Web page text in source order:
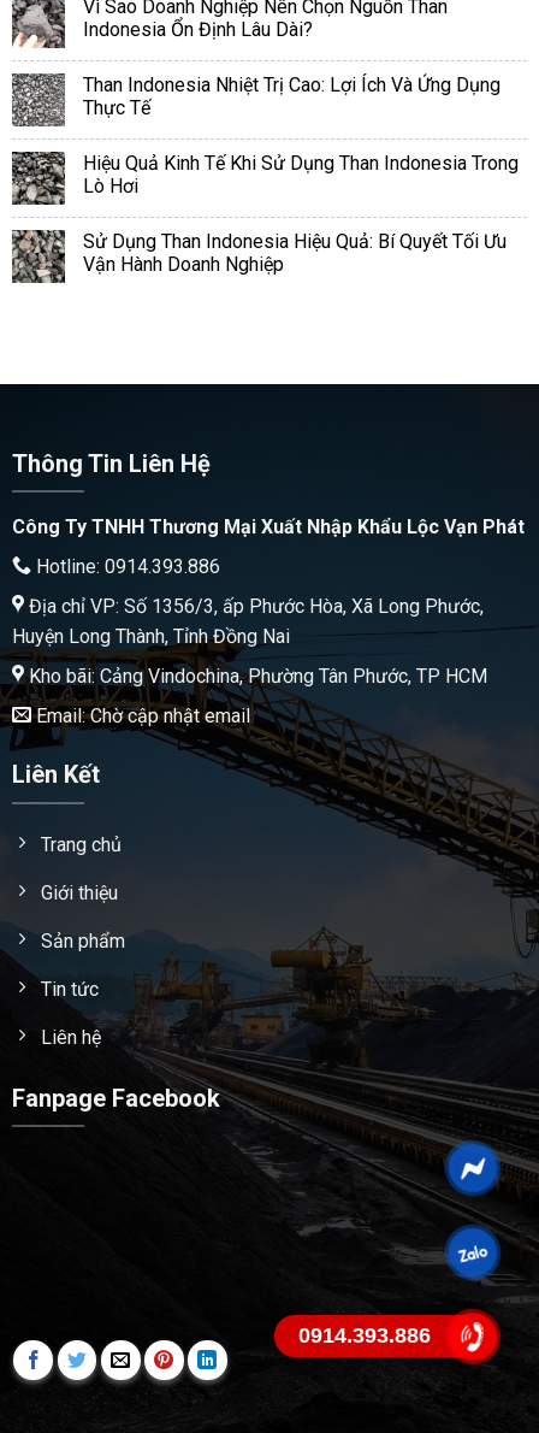
Vì Sao Doanh Nghiệp Nên Chọn Nguồn Than
Indonesia Ổn Định Lâu Dài?
Than Indonesia Nhiệt Trị Cao: Lợi Ích Và Ứng Dụng
Thực Tế
Hiệu Quả Kinh Tế Khi Sử Dụng Than Indonesia Trong
Lò Hơi
Sử Dụng Than Indonesia Hiệu Quả: Bí Quyết Tối Ưu
Vận Hành Doanh Nghiệp
Thông Tin Liên Hệ
Công Ty TNHH Thương Mại Xuất Nhập Khẩu Lộc Vạn Phát
Hotline: 0914.393.886
Địa chỉ VP: Số 1356/3, ấp Phước Hòa, Xã Long Phước,
Huyện Long Thành, Tỉnh Đồng Nai
Kho bãi: Cảng Vindochina, Phường Tân Phước, TP HCM
Email: Chờ cập nhật email
Liên Kết
Trang chủ
Giới thiệu
Sản phẩm
Tin tức
Liên hệ
Fanpage Facebook
0914.393.886